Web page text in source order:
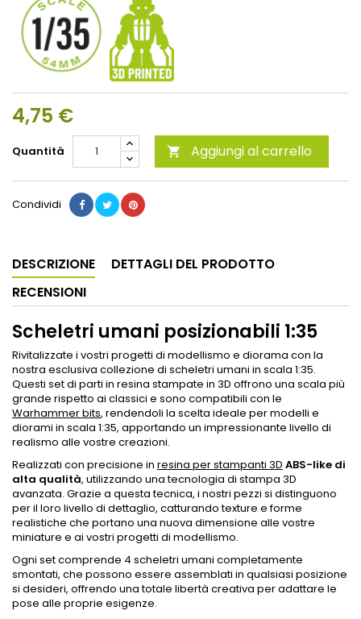
4,75 €
Quantità  Aggiungi al carrello
Condividi
DESCRIZIONE
DETTAGLI DEL PRODOTTO
RECENSIONI
Scheletri umani posizionabili 1:35
Rivitalizzate i vostri progetti di modellismo e diorama con la
nostra esclusiva collezione di scheletri umani in scala 1:35.
Questi set di parti in resina stampate in 3D offrono una scala più
grande rispetto ai classici e sono compatibili con le
Warhammer bits, rendendoli la scelta ideale per modelli e
diorami in scala 1:35, apportando un impressionante livello di
realismo alle vostre creazioni.
Realizzati con precisione in resina per stampanti 3D ABS-like di
alta qualità, utilizzando una tecnologia di stampa 3D
avanzata. Grazie a questa tecnica, i nostri pezzi si distinguono
per il loro livello di dettaglio, catturando texture e forme
realistiche che portano una nuova dimensione alle vostre
miniature e ai vostri progetti di modellismo.
Ogni set comprende 4 scheletri umani completamente
smontati, che possono essere assemblati in qualsiasi posizione
si desideri, offrendo una totale libertà creativa per adattare le
pose alle proprie esigenze.